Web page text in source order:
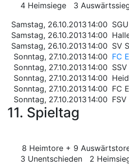
4 Heimsiege 3
Samstag, 26.10.2013 14:00
Samstag, 26.10.2013 14:00
Samstag, 26.10.2013 14:00 SV
Sonntag, 27.10.2013 14:00 FC
Sonntag, 27.10.2013 14:00
Sonntag, 27.10.2013 14:00
Sonntag, 27.10.2013 14:00 FC
Sonntag, 27.10.2013 14:00
11. Spieltag
8 Heimtore + 9
3 Unentschieden 2